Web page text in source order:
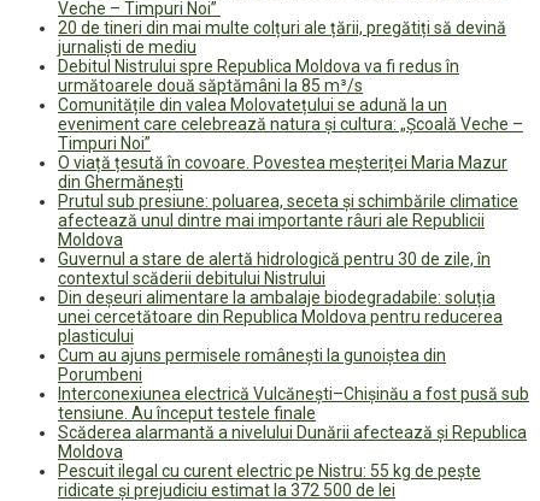
Veche – Timpuri Noi”
20 de tineri din mai multe colțuri ale țării, pregătiți să devină
jurnaliști de mediu
Debitul Nistrului spre Republica Moldova va fi redus în
următoarele două săptămâni la 85 m³/s
Comunitățile din valea Molovatețului se adună la un
eveniment care celebrează natura și cultura: „Școală Veche –
Timpuri Noi”
O viață țesută în covoare. Povestea meșteriței Maria Mazur
din Ghermănești
Prutul sub presiune: poluarea, seceta și schimbările climatice
afectează unul dintre mai importante râuri ale Republicii
Moldova
Guvernul a stare de alertă hidrologică pentru 30 de zile, în
contextul scăderii debitului Nistrului
Din deșeuri alimentare la ambalaje biodegradabile: soluția
unei cercetătoare din Republica Moldova pentru reducerea
plasticului
Cum au ajuns permisele românești la gunoiștea din
Porumbeni
Interconexiunea electrică Vulcănești–Chișinău a fost pusă sub
tensiune. Au început testele finale
Scăderea alarmantă a nivelului Dunării afectează și Republica
Moldova
Pescuit ilegal cu curent electric pe Nistru: 55 kg de pește
ridicate și prejudiciu estimat la 372 500 de lei